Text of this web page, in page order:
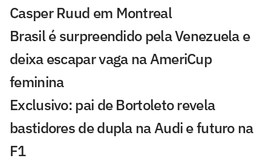
Casper Ruud em Montreal
Brasil é surpreendido pela Venezuela e
deixa escapar vaga na AmeriCup
feminina
Exclusivo: pai de Bortoleto revela
bastidores de dupla na Audi e futuro na
F1